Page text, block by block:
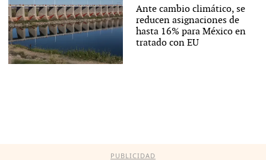
Ante cambio climático, se
reducen asignaciones de
hasta 16% para México en
tratado con EU
PUBLICIDAD